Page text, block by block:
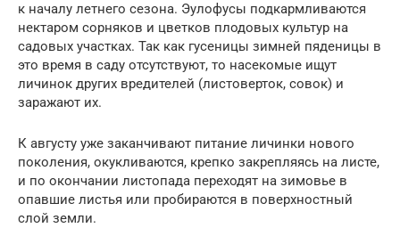
к началу летнего сезона. Эулофусы подкармливаются
нектаром сорняков и цветков плодовых культур на
садовых участках. Так как гусеницы зимней пяденицы в
это время в саду отсутствуют, то насекомые ищут
личинок других вредителей (листоверток, совок) и
заражают их.
К августу уже заканчивают питание личинки нового
поколения, окукливаются, крепко закрепляясь на листе,
и по окончании листопада переходят на зимовье в
опавшие листья или пробираются в поверхностный
слой земли.